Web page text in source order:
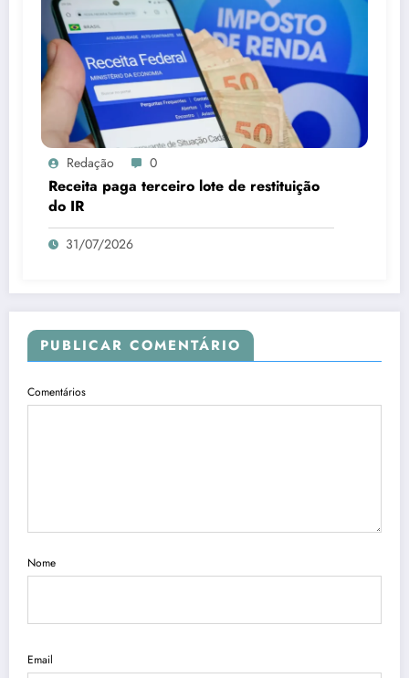
Redação 0
Receita paga terceiro lote de restituição
do IR
31/07/2026
PUBLICAR COMENTÁRIO
Comentários
Nome
Email